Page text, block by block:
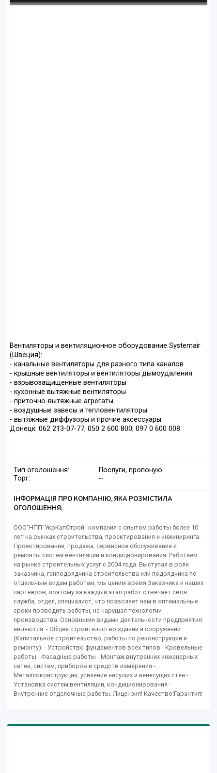
Вентиляторы и вентиляционное оборудование Systemair
(Швеция):
- канальные вентиляторы для разного типа каналов
- крышные вентиляторы и вентиляторы дымоудаления
- взрывозащищенные вентиляторы
- кухонные вытяжные вентиляторы
- приточно-вытяжные агрегаты
- воздушные завесы и тепловентиляторы
- вытяжные диффузоры и прочие аксессуары
Донецк: 062 213-07-77; 050 2 600 800; 097 0 600 008
Тип оголошення:
Послуги, пропоную
Торг:
--
ІНФОРМАЦІЯ ПРО КОМПАНІЮ, ЯКА РОЗМІСТИЛА
ОГОЛОШЕННЯ:
ООО"НПП"УкрКапСтрой" компания с опытом работы более 10
лет на рынках строительства, проектирования и инжиниринга.
Проектирование, продажа, сервисное обслуживание и
ремонты систем вентиляции и кондиционирования. Работаем
на рынке строительных услуг с 2004 года. Выступая в роли
заказчика, генподрядчика строительства или подрядчика по
отдельным видам работам, мы ценим время Заказчика и наших
партнеров, поэтому за каждый этап работ отвечает своя
служба, отдел, специалист, что позволяет нам в оптимальные
сроки проводить работы, не нарушая технологии
производства. Основными видами деятельности предприятия
являются: - Общее строительство зданий и сооружений
(Капитальное строительство, работы по реконструкции и
ремонту); - Устройство фундаментов всех типов - Кровельные
работы - Фасадные работы - Монтаж внутренних инженерных
сетей, систем, приборов и средств измерения -
Металлоконструкции, усиление несущих и ненесущих стен -
Установка систем вентиляции, кондиционирования -
Внутренние отделочные работы. Лицензия! Качество!Гарантия!